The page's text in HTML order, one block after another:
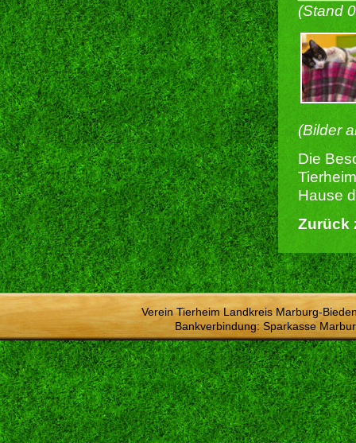
(Stand
(Bilder
Die
Hause
Zurück
Verein Tierheim Landkreis Marburg-
Bankverbindung: Sparkasse